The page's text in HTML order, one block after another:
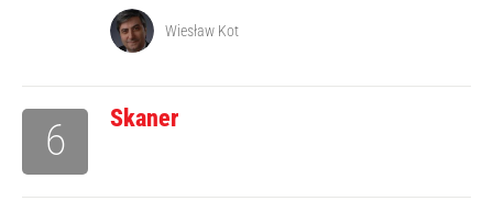
Wiesław Kot
Skaner
6